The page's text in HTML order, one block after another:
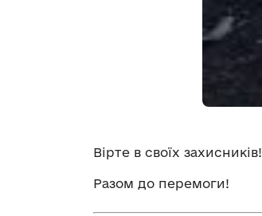
Вірте в своїх захисників!
Разом до перемоги!